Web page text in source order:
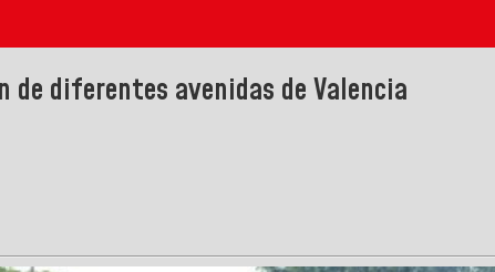
de diferentes avenidas de Valencia